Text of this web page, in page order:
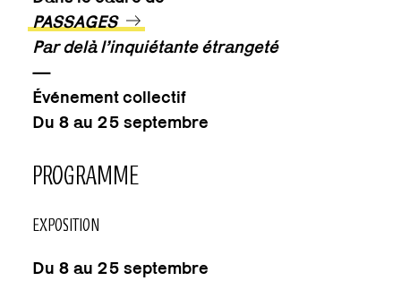
PASSAGES
Par delà l’inquiétante étrangeté
—
Événement collectif
Du 8 au 25 septembre
PROGRAMME
EXPOSITION
Du 8 au 25 septembre